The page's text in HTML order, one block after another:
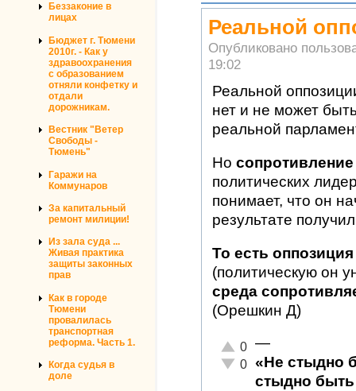
Беззаконие в
лицах
Бюджет г. Тюмени
2010г. - Как у
здравоохранения
с образованием
отняли конфетку и
отдали
дорожникам.
Вестник "Ветер
Свободы -
Тюмень"
Гаражи на
Коммунаров
За капитальный
ремонт милиции!
Из зала суда ...
Живая практика
защиты законных
прав
Как в городе
Тюмени
провалилась
транспортная
реформа. Часть 1.
Когда судья в
доле
Реальной
Опубликовано
19:02
Реальной
нет и не может
реальной
Но
политических
понимает, что он
результате
То есть
(политическую он
среда
(Орешкин Д)
Отлично!
0
Неадекватно!
0
—
«Не стыдно
стыдно быть